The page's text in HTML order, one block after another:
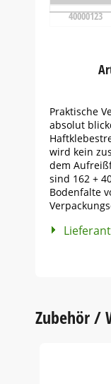
40000123
Praktische
absolut
wird kein
dem
sind 162 +
Bodenfalte
Zubehör /